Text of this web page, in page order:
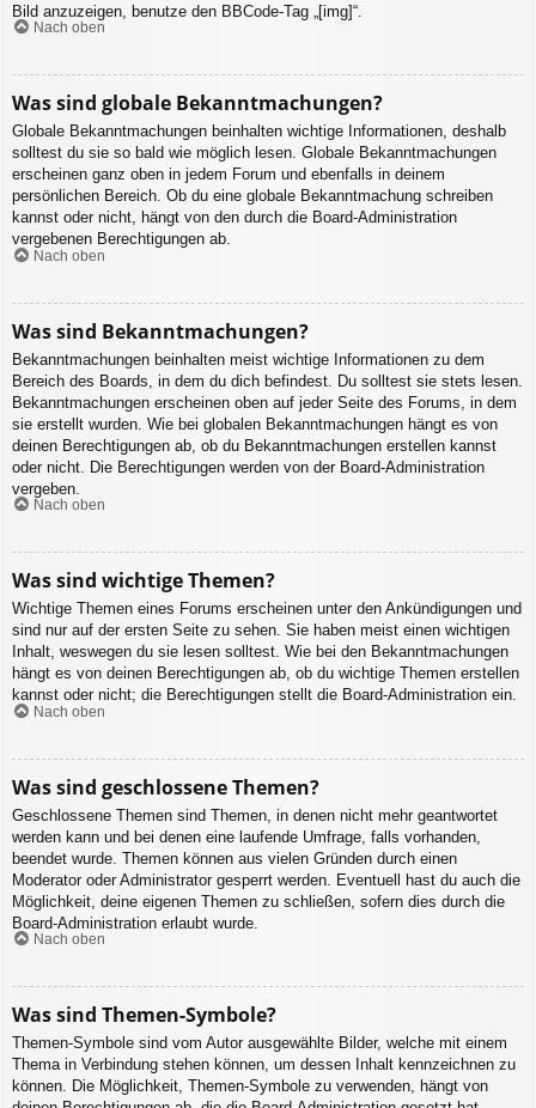
Bild anzuzeigen, benutze den BBCode-Tag „[img]“.
Nach oben
Was sind globale Bekanntmachungen?
Globale Bekanntmachungen beinhalten wichtige Informationen, deshalb
solltest du sie so bald wie möglich lesen. Globale Bekanntmachungen
erscheinen ganz oben in jedem Forum und ebenfalls in deinem
persönlichen Bereich. Ob du eine globale Bekanntmachung schreiben
kannst oder nicht, hängt von den durch die Board-Administration
vergebenen Berechtigungen ab.
Nach oben
Was sind Bekanntmachungen?
Bekanntmachungen beinhalten meist wichtige Informationen zu dem
Bereich des Boards, in dem du dich befindest. Du solltest sie stets lesen.
Bekanntmachungen erscheinen oben auf jeder Seite des Forums, in dem
sie erstellt wurden. Wie bei globalen Bekanntmachungen hängt es von
deinen Berechtigungen ab, ob du Bekanntmachungen erstellen kannst
oder nicht. Die Berechtigungen werden von der Board-Administration
vergeben.
Nach oben
Was sind wichtige Themen?
Wichtige Themen eines Forums erscheinen unter den Ankündigungen und
sind nur auf der ersten Seite zu sehen. Sie haben meist einen wichtigen
Inhalt, weswegen du sie lesen solltest. Wie bei den Bekanntmachungen
hängt es von deinen Berechtigungen ab, ob du wichtige Themen erstellen
kannst oder nicht; die Berechtigungen stellt die Board-Administration ein.
Nach oben
Was sind geschlossene Themen?
Geschlossene Themen sind Themen, in denen nicht mehr geantwortet
werden kann und bei denen eine laufende Umfrage, falls vorhanden,
beendet wurde. Themen können aus vielen Gründen durch einen
Moderator oder Administrator gesperrt werden. Eventuell hast du auch die
Möglichkeit, deine eigenen Themen zu schließen, sofern dies durch die
Board-Administration erlaubt wurde.
Nach oben
Was sind Themen-Symbole?
Themen-Symbole sind vom Autor ausgewählte Bilder, welche mit einem
Thema in Verbindung stehen können, um dessen Inhalt kennzeichnen zu
können. Die Möglichkeit, Themen-Symbole zu verwenden, hängt von